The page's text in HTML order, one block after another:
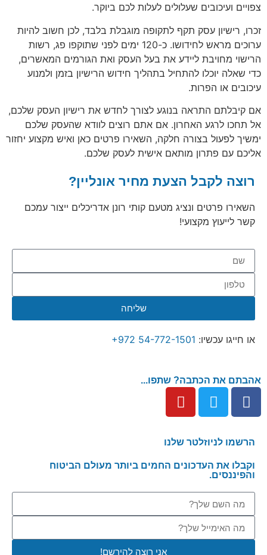
צפויים ועיכובים שעלולים לעלות לכם ביוקר.
זכרו, רישיון עסק תקף לתקופה מוגבלת בלבד, לכן חשוב להיות
ערוכים מראש לחידושו. כ-120 ימים לפני שתוקפו פג, רשות
הרישוי מחויבת ליידע את בעל העסק ואת הגורמים המאשרים,
כדי שאלה יוכלו להתחיל בתהליך חידוש הרישיון בזמן ולמנוע
עיכובים או הפרות.
אם קיבלתם התראה בנוגע לצורך לחדש את רישיון העסק שלכם,
אל תחכו לרגע האחרון. אם אתם רוצים לוודא שהעסק שלכם
ימשיך לפעול בצורה חלקה, השאירו פרטים כאן ואיש מקצוע יחזור
אליכם עם פתרון מותאם אישית לעסק שלכם.
רוצה לקבל הצעת מחיר אונליין?
השאירו פרטים ונציג מטעם קותי רונן אדריכלים ייצור עמכם
קשר לייעוץ מקצועי!
שליחה
או חייגו עכשיו: ⁦ +972 54-772-1501
אהבתם את הכתבה? שתפו...
הרשמו לניוזלטר שלנו
וקבלו את העדכונים החמים ביותר מעולם הביטוח
והפיננסים.
אני רוצה להירשם!